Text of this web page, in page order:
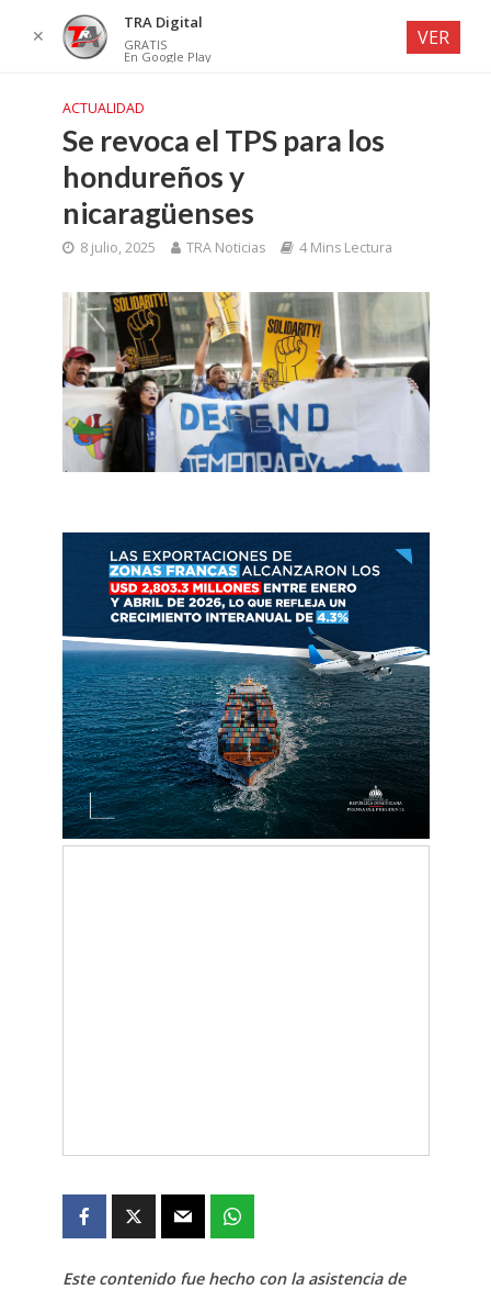
ACTUALIDAD
Se revoca el TPS para los
hondureños y
nicaragüenses
8 julio, 2025 TRA Noticias 4 Mins Lectura
Este contenido fue hecho con la asistencia de
✕
TRA Digital
GRATIS
En Google Play
VER